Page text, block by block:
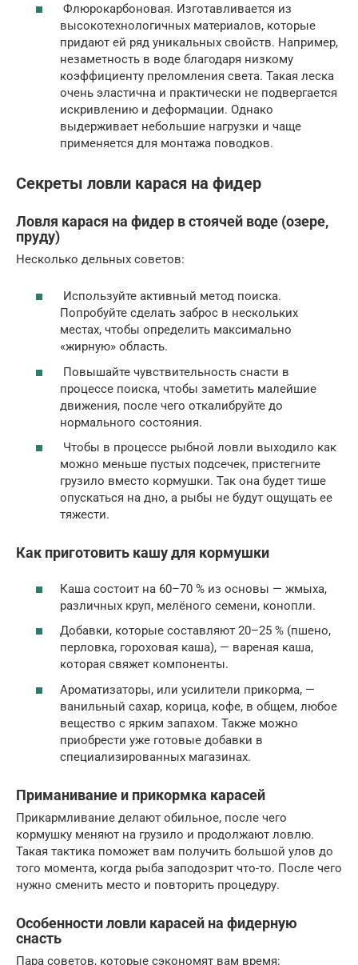
Флюрокарбоновая. Изготавливается из
высокотехнологичных материалов, которые
придают ей ряд уникальных свойств. Например,
незаметность в воде благодаря низкому
коэффициенту преломления света. Такая леска
очень эластична и практически не подвергается
искривлению и деформации. Однако
выдерживает небольшие нагрузки и чаще
применяется для монтажа поводков.
Секреты ловли карася на фидер
Ловля карася на фидер в стоячей воде (озере,
пруду)
Несколько дельных советов:
Используйте активный метод поиска.
Попробуйте сделать заброс в нескольких
местах, чтобы определить максимально
«жирную» область.
Повышайте чувствительность снасти в
процессе поиска, чтобы заметить малейшие
движения, после чего откалибруйте до
нормального состояния.
Чтобы в процессе рыбной ловли выходило как
можно меньше пустых подсечек, пристегните
грузило вместо кормушки. Так она будет тише
опускаться на дно, а рыбы не будут ощущать ее
тяжести.
Как приготовить кашу для кормушки
Каша состоит на 60–70 % из основы — жмыха,
различных круп, мелёного семени, конопли.
Добавки, которые составляют 20–25 % (пшено,
перловка, гороховая каша), — вареная каша,
которая свяжет компоненты.
Ароматизаторы, или усилители прикорма, —
ванильный сахар, корица, кофе, в общем, любое
вещество с ярким запахом. Также можно
приобрести уже готовые добавки в
специализированных магазинах.
Приманивание и прикормка карасей
Прикармливание делают обильное, после чего
кормушку меняют на грузило и продолжают ловлю.
Такая тактика поможет вам получить большой улов до
того момента, когда рыба заподозрит что-то. После чего
нужно сменить место и повторить процедуру.
Особенности ловли карасей на фидерную
снасть
Пара советов, которые сэкономят вам время: